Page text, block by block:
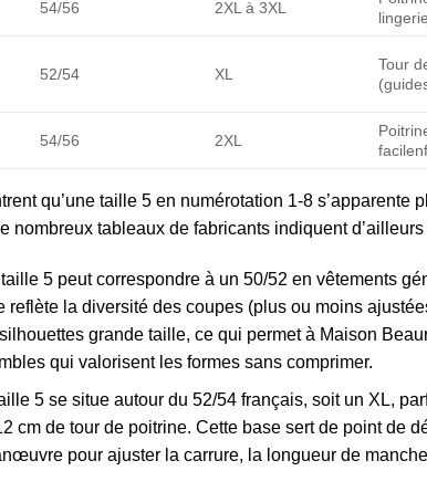
54/56 2XL à 3XL
52/54 XL
Tour
54/56 2XL
qu’une taille 5 en numérotation 1-8 s’apparente
nombreux tableaux de fabricants indiquent d’ailleurs
5 peut correspondre à un 50/52 en vêtements
reflète la diversité des coupes (plus ou moins
grande taille, ce qui permet à Maison
qui valorisent les formes sans comprimer.
5 se situe autour du 52/54 français, soit un XL,
cm de tour de poitrine. Cette base sert de point de
pour ajuster la carrure, la longueur de